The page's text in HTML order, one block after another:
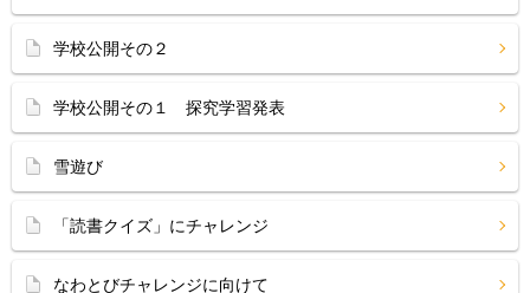
学校公開その２
学校公開その１ 探究学習発表
雪遊び
「読書クイズ」にチャレンジ
なわとびチャレンジに向けて